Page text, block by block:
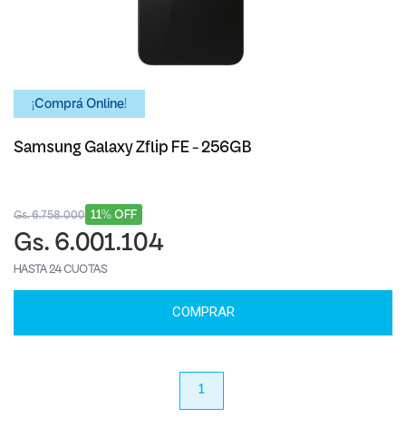
¡Comprá Online!
Samsung Galaxy Zflip FE - 256GB
11% OFF
Gs. 6.758.000
Gs. 6.001.104
HASTA 24 CUOTAS
COMPRAR
1